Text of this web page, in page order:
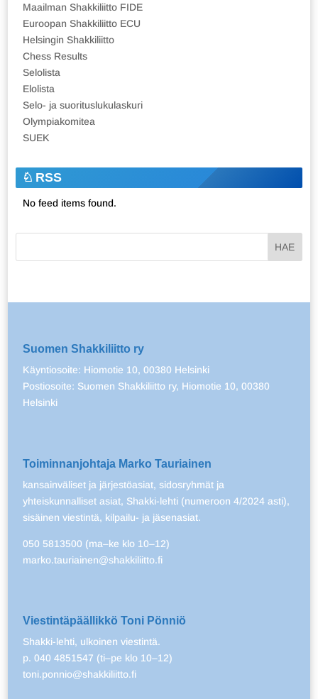
Maailman Shakkiliitto FIDE
Euroopan Shakkiliitto ECU
Helsingin Shakkiliitto
Chess Results
Selolista
Elolista
Selo- ja suorituslukulaskuri
Olympiakomitea
SUEK
RSS
No feed items found.
Suomen Shakkiliitto ry
Käyntiosoite: Hiomotie 10, 00380 Helsinki
Postiosoite: Suomen Shakkiliitto ry, Hiomotie 10, 00380
Helsinki
Toiminnanjohtaja Marko Tauriainen
kansainväliset ja järjestöasiat, sidosryhmät ja
yhteiskunnalliset asiat, Shakki-lehti (numeroon 4/2024 asti),
sisäinen viestintä, kilpailu- ja jäsenasiat.
050 5813500 (ma–ke klo 10–12)
marko.tauriainen@shakkiliitto.fi
Viestintäpäällikkö Toni Pönniö
Shakki-lehti, ulkoinen viestintä.
p. 040 4851547 (ti–pe klo 10–12)
toni.ponnio@shakkiliitto.fi